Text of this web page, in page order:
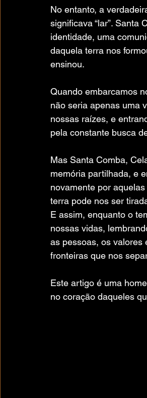
No entanto, a
significava “lar”. Santa
identidade, uma
daquela terra nos
ensinou.
Quando embarcamos
não seria apenas uma
nossas raízes, e
pela constante busca
Mas Santa Comba,
memória partilhada, e
novamente por
terra pode nos ser
E assim, enquanto o
nossas vidas,
as pessoas, os valores
fronteiras que nos
Este artigo é uma
no coração daqueles